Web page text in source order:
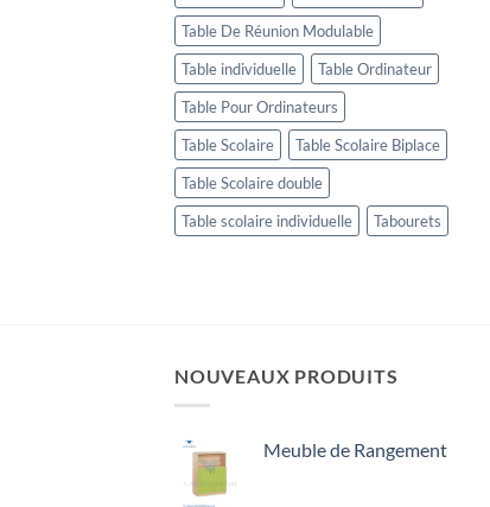
Table De Réunion Modulable
Table individuelle
Table Ordinateur
Table Pour Ordinateurs
Table Scolaire
Table Scolaire Biplace
Table Scolaire double
Table scolaire individuelle
Tabourets
NOUVEAUX PRODUITS
Meuble de Rangement